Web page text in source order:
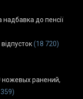
надбавка до пенсії
(18 720)
ранений,